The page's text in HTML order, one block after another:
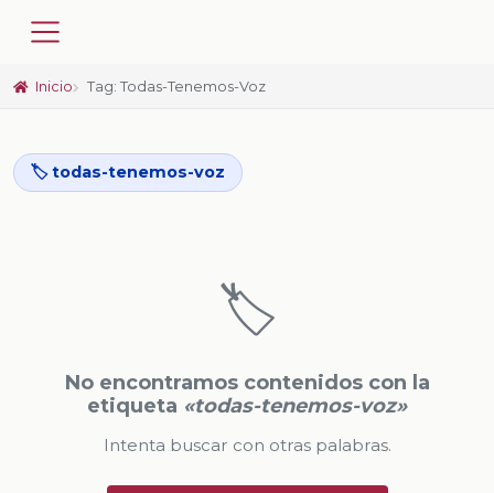
Inicio Tag: Todas-Tenemos-Voz
🏷️ todas-tenemos-voz
🏷️
No encontramos contenidos con la
etiqueta «todas-tenemos-voz»
Intenta buscar con otras palabras.